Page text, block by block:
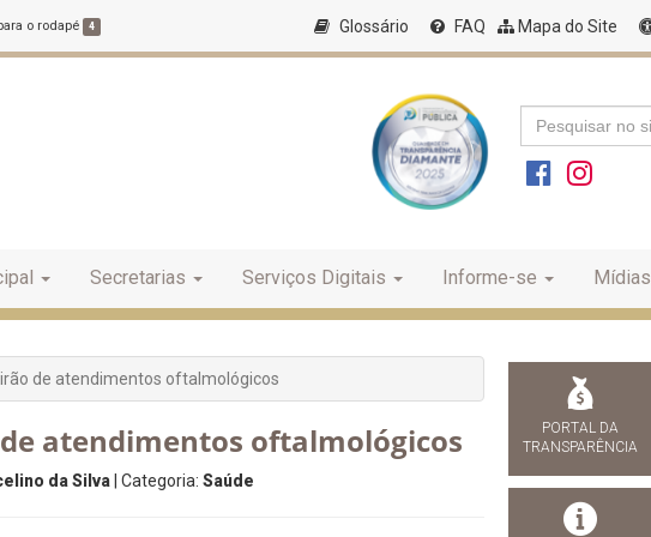
o rodapé 4 Glossário FAQ Mapa do Site
Secretarias Serviços Digitais Informe-se Mídias
de atendimentos oftalmológicos
atendimentos oftalmológicos
da Silva | Categoria: Saúde
PORTAL DA
TRANSPARÊNCIA